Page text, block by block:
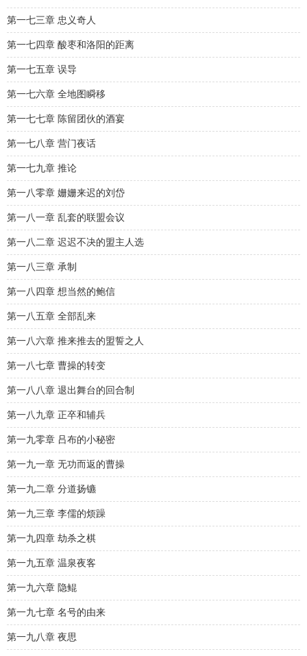
第一七三章 忠义奇人
第一七四章 酸枣和洛阳的距离
第一七五章 误导
第一七六章 全地图瞬移
第一七七章 陈留团伙的酒宴
第一七八章 营门夜话
第一七九章 推论
第一八零章 姗姗来迟的刘岱
第一八一章 乱套的联盟会议
第一八二章 迟迟不决的盟主人选
第一八三章 承制
第一八四章 想当然的鲍信
第一八五章 全部乱来
第一八六章 推来推去的盟誓之人
第一八七章 曹操的转变
第一八八章 退出舞台的回合制
第一八九章 正卒和辅兵
第一九零章 吕布的小秘密
第一九一章 无功而返的曹操
第一九二章 分道扬镳
第一九三章 李儒的烦躁
第一九四章 劫杀之棋
第一九五章 温泉夜客
第一九六章 隐鲲
第一九七章 名号的由来
第一九八章 夜思